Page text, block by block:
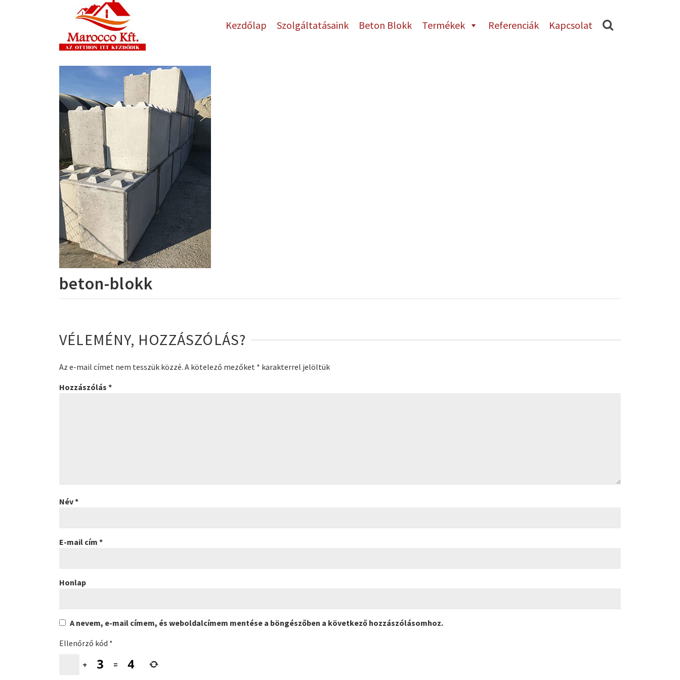
Kezdőlap Szolgáltatásaink Beton Blokk Termékek Referenciák Kapcsolat
beton-blokk
VÉLEMÉNY, HOZZÁSZÓLÁS?
Az e-mail címet nem tesszük közzé. A kötelező mezőket * karakterrel jelöltük
Hozzászólás *
Név*
E-mail cím *
Honlap
A nevem, e-mail címem, és weboldalcímem mentése a böngészőben a következő hozzászólásomhoz.
Ellenőrző kód *
+ =